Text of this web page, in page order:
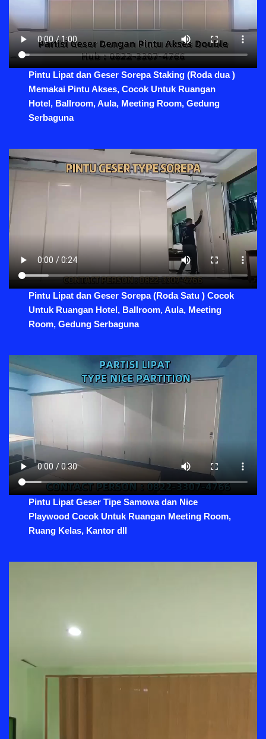
Pintu Lipat dan Geser Sorepa Staking (Roda dua )
Memakai Pintu Akses, Cocok Untuk Ruangan
Hotel, Ballroom, Aula, Meeting Room, Gedung
Serbaguna
Pintu Lipat dan Geser Sorepa (Roda Satu ) Cocok
Untuk Ruangan Hotel, Ballroom, Aula, Meeting
Room, Gedung Serbaguna
Pintu Lipat Geser Tipe Samowa dan Nice
Playwood Cocok Untuk Ruangan Meeting Room,
Ruang Kelas, Kantor dll